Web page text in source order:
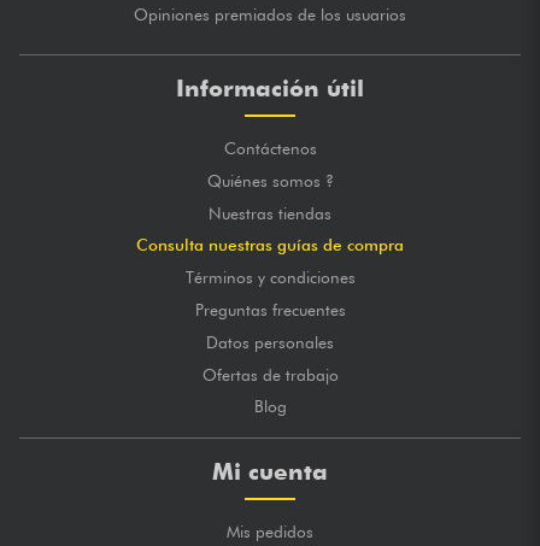
Opiniones premiados de los usuarios
Información útil
Contáctenos
Quiénes somos ?
Nuestras tiendas
Consulta nuestras guías de compra
Términos y condiciones
Preguntas frecuentes
Datos personales
Ofertas de trabajo
Blog
Mi cuenta
Mis pedidos